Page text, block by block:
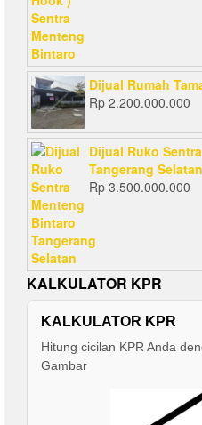
Dijual Rumah
Rp 2.200.000.000
Dijual Ruko
Tangerang Selatan
Rp 3.500.000.000
KALKULATOR KPR
KALKULATOR KPR
Hitung cicilan KPR Anda
Gambar